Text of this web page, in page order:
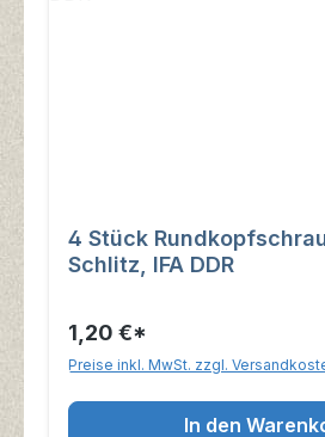
4 Stück
Schlitz, IFA DDR
1,20 €*
Preise inkl. MwSt. zzgl.
In den